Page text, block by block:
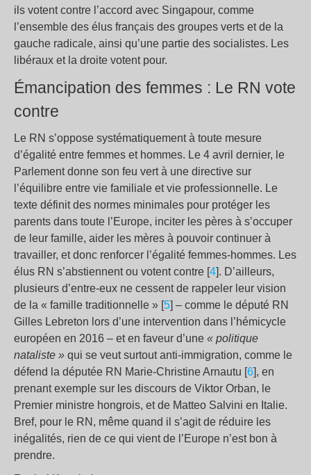
ils votent contre l’accord avec Singapour, comme
l’ensemble des élus français des groupes verts et de la
gauche radicale, ainsi qu’une partie des socialistes. Les
libéraux et la droite votent pour.
Émancipation des femmes : Le RN vote
contre
Le RN s’oppose systématiquement à toute mesure
d’égalité entre femmes et hommes. Le 4 avril dernier, le
Parlement donne son feu vert à une directive sur
l’équilibre entre vie familiale et vie professionnelle. Le
texte définit des normes minimales pour protéger les
parents dans toute l’Europe, inciter les pères à s’occuper
de leur famille, aider les mères à pouvoir continuer à
travailler, et donc renforcer l’égalité femmes-hommes. Les
élus RN s’abstiennent ou votent contre [4]. D’ailleurs,
plusieurs d’entre-eux ne cessent de rappeler leur vision
de la « famille traditionnelle » [5] – comme le député RN
Gilles Lebreton lors d’une intervention dans l’hémicycle
européen en 2016 – et en faveur d’une « politique
nataliste » qui se veut surtout anti-immigration, comme le
défend la députée RN Marie-Christine Arnautu [6], en
prenant exemple sur les discours de Viktor Orban, le
Premier ministre hongrois, et de Matteo Salvini en Italie.
Bref, pour le RN, même quand il s’agit de réduire les
inégalités, rien de ce qui vient de l’Europe n’est bon à
prendre.